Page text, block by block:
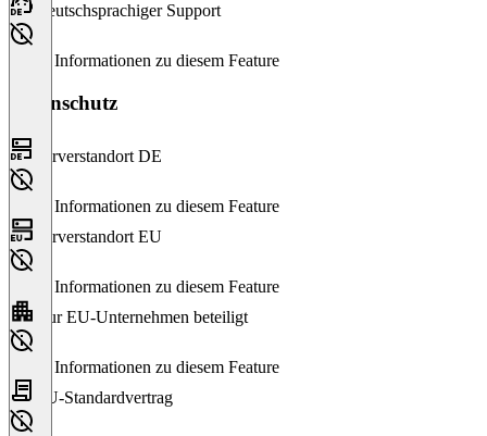
Deutschsprachiger Support
Keine Informationen zu diesem Feature
Datenschutz
Serverstandort DE
Keine Informationen zu diesem Feature
Serverstandort EU
Keine Informationen zu diesem Feature
Nur EU-Unternehmen beteiligt
Keine Informationen zu diesem Feature
EU-Standardvertrag